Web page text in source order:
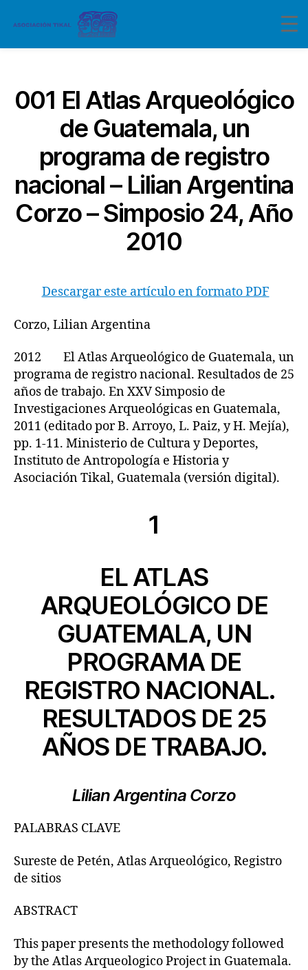
001 El Atlas Arqueológico
de Guatemala, un
programa de registro
nacional – Lilian Argentina
Corzo – Simposio 24, Año
2010
Descargar este artículo en formato PDF
Corzo, Lilian Argentina
2012 El Atlas Arqueológico de Guatemala, un
programa de registro nacional. Resultados de 25
años de trabajo. En XXV Simposio de
Investigaciones Arqueológicas en Guatemala,
2011 (editado por B. Arroyo, L. Paiz, y H. Mejía),
pp. 1-11. Ministerio de Cultura y Deportes,
Instituto de Antropología e Historia y
Asociación Tikal, Guatemala (versión digital).
1
EL ATLAS
ARQUEOLÓGICO DE
GUATEMALA, UN
PROGRAMA DE
REGISTRO NACIONAL.
RESULTADOS DE 25
AÑOS DE TRABAJO.
Lilian Argentina Corzo
PALABRAS CLAVE
Sureste de Petén, Atlas Arqueológico, Registro
de sitios
ABSTRACT
This paper presents the methodology followed
by the Atlas Arqueologico Project in Guatemala.